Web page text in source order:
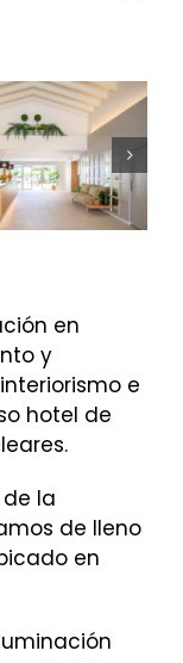
en
y
e
hotel de
la
de lleno
en